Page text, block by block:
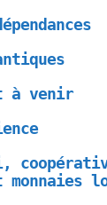
à venir